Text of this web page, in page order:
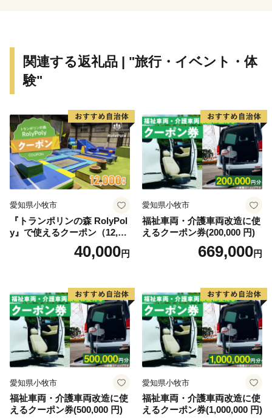
で、皆さまにご満足
頂けましたら幸いにございます。
関連する返礼品 | "旅行・イベント・体
験"
愛知県小牧市
『トランポリンの森 RolyPol
y』で使えるクーポン（12,00
40,000円
愛知県小牧市
福祉車両・介護車両改造に使
えるクーポン券(200,000 円)
669,000円
愛知県小牧市
福祉車両・介護車両改造に使
えるクーポン券(500,000 円)
愛知県小牧市
福祉車両・介護車両改造に使
えるクーポン券(1,000,000 円)